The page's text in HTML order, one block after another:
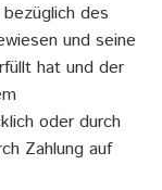
des
und seine
hat und der
oder durch
Zahlung auf